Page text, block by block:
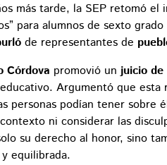
más tarde, la SEP retomó
para alumnos de sexto
de representantes de
Córdova promovió un juicio
Argumentó que esta
personas podían tener sobre
ni considerar las
su derecho al honor, sino
equilibrada.